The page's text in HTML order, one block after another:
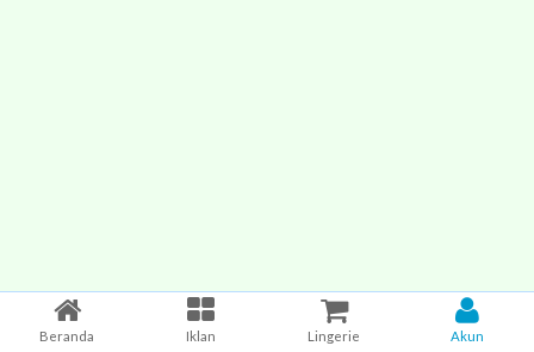
Beranda Iklan Lingerie Akun